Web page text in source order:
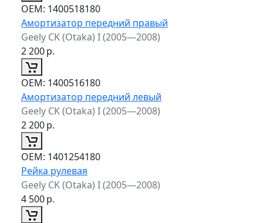
ОЕМ: 1400518180
Амортизатор передний правый
Geely CK (Otaka) I (2005—2008)
2 200р.
ОЕМ: 1400516180
Амортизатор передний левый
Geely CK (Otaka) I (2005—2008)
2 200р.
ОЕМ: 1401254180
Рейка рулевая
Geely CK (Otaka) I (2005—2008)
4 500р.